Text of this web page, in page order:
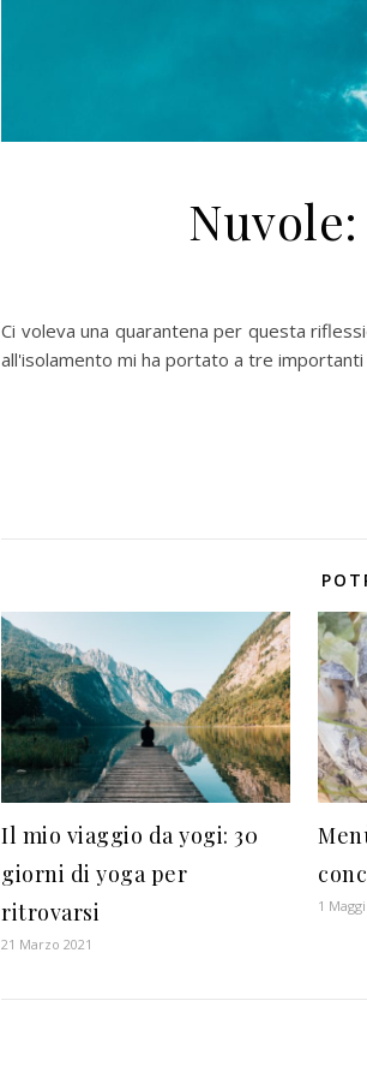
Ci voleva una quarantena per questa
all'isolamento mi ha portato a tre importanti
Il mio viaggio da yogi: 30
giorni di yoga per
ritrovarsi
21 Marzo 2021
1